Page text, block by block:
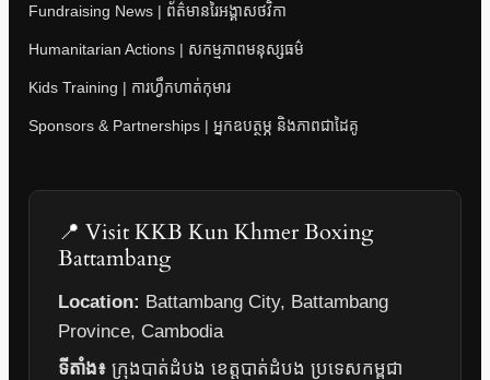
Fundraising News | ព័ត៌មានរៃអង្គាសថវិកា
Humanitarian Actions | សកម្មភាពមនុស្សធម៌
Kids Training | ការហ្វឹកហាត់កុមារ
Sponsors & Partnerships | អ្នកឧបត្ថម្ភ និងភាពជាដៃគូ
📍 Visit KKB Kun Khmer Boxing
Battambang
Location: Battambang City, Battambang
Province, Cambodia
ទីតាំង៖ ក្រុងបាត់ដំបង ខេត្តបាត់ដំបង ប្រទេសកម្ពុជា